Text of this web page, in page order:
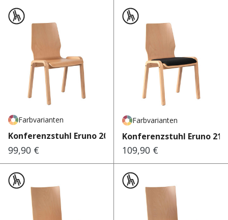
Farbvarianten
Konferenzstuhl Eruno 200 W
Regulärer Preis:
99,90 €
Farbvarianten
Konferenzstuhl Eruno 210
Regulärer Preis:
109,90 €